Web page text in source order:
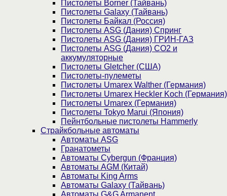
Пистолеты Borner (Тайвань)
Пистолеты Galaxy (Тайвань)
Пистолеты Байкал (Россия)
Пистолеты ASG (Дания) Спринг
Пистолеты ASG (Дания) ГРИН-ГАЗ
Пистолеты ASG (Дания) CO2 и
аккумуляторные
Пистолеты Gletcher (США)
Пистолеты-пулеметы
Пистолеты Umarex Walther (Германия)
Пистолеты Umarex Heckler Koch (Германия)
Пистолеты Umarex (Германия)
Пистолеты Tokyo Marui (Япония)
Пейнтбольные пистолеты Hammerly
Страйкбольные автоматы
Автоматы ASG
Гранатометы
Автоматы Cybergun (Франция)
Автоматы AGM (Китай)
Автоматы King Arms
Автоматы Galaxy (Тайвань)
Автоматы G&G Armanent